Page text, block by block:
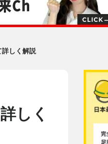
詳しく解説
しく